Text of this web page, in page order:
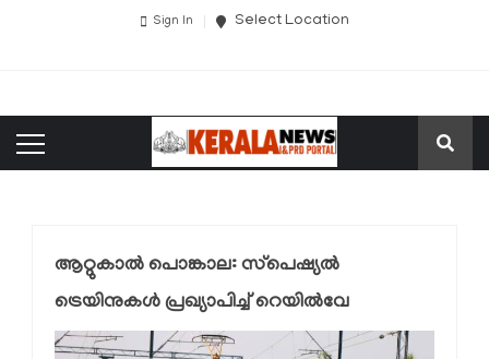
Sign In Select Location
ആറ്റുകാല്‍ പൊങ്കാല: സ്‌പെഷ്യല്‍
ട്രെയിനുകള്‍ പ്രഖ്യാപിച്ച് റെയില്‍വേ